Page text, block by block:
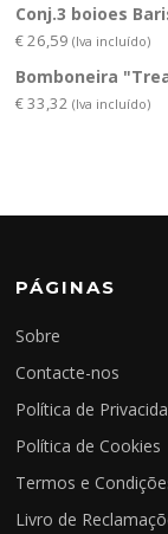
Conj.3 boioes
€26,59 (Iva incluído)
Bomboneira
€33,32 (Iva incluído)
PÁGINAS
Sobre
Contacte-nos
Política de
Política de Cookies
Termos e
Livro de